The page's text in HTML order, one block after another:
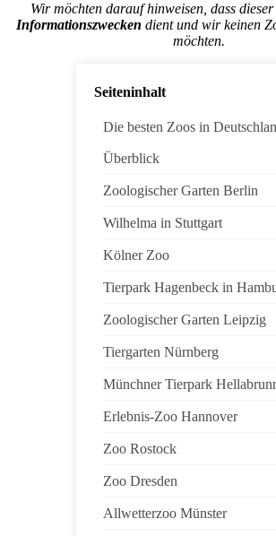
Wir möchten darauf hinweisen, dass
Informationszwecken dient und wir keinen
möchten.
Seiteninhalt
Die besten Zoos in
Überblick
Zoologischer Garten Berlin
Wilhelma in Stuttgart
Kölner Zoo
Tierpark Hagenbeck in
Zoologischer Garten Leipzig
Tiergarten Nürnberg
Münchner Tierpark
Erlebnis-Zoo Hannover
Zoo Rostock
Zoo Dresden
Allwetterzoo Münster